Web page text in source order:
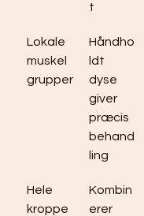
t
Lokale
muskel
grupper
Håndho
ldt
dyse
giver
præcis
behand
ling
Hele
kroppe
Kombin
erer